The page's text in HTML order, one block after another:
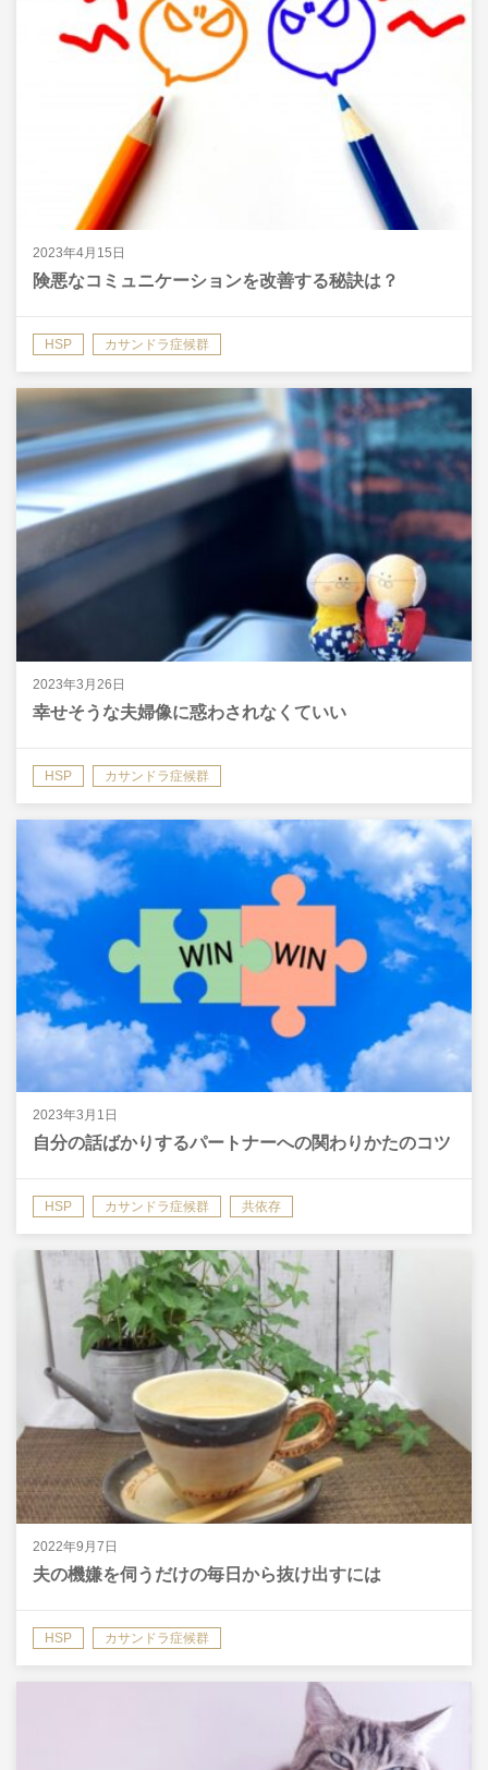
2023年4月15日
険悪なコミュニケーションを改善する秘訣は？
HSP カサンドラ症候群
2023年3月26日
幸せそうな夫婦像に惑わされなくていい
HSP カサンドラ症候群
2023年3月1日
自分の話ばかりするパートナーへの関わりかたのコツ
HSP カサンドラ症候群 共依存
2022年9月7日
夫の機嫌を伺うだけの毎日から抜け出すには
HSP カサンドラ症候群